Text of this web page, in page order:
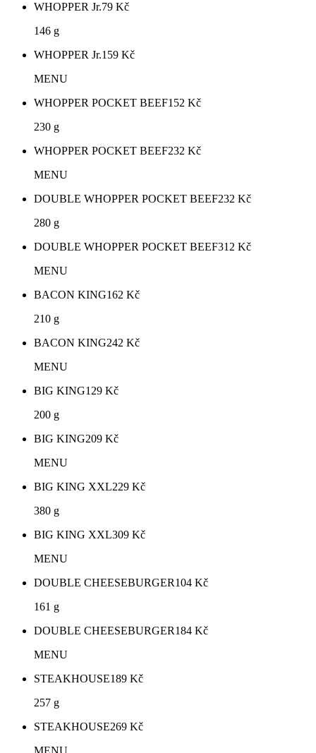
WHOPPER Jr.79 Kč
146 g
WHOPPER Jr.159 Kč
MENU
WHOPPER POCKET BEEF152 Kč
230 g
WHOPPER POCKET BEEF232 Kč
MENU
DOUBLE WHOPPER POCKET BEEF232 Kč
280 g
DOUBLE WHOPPER POCKET BEEF312 Kč
MENU
BACON KING162 Kč
210 g
BACON KING242 Kč
MENU
BIG KING129 Kč
200 g
BIG KING209 Kč
MENU
BIG KING XXL229 Kč
380 g
BIG KING XXL309 Kč
MENU
DOUBLE CHEESEBURGER104 Kč
161 g
DOUBLE CHEESEBURGER184 Kč
MENU
STEAKHOUSE189 Kč
257 g
STEAKHOUSE269 Kč
MENU